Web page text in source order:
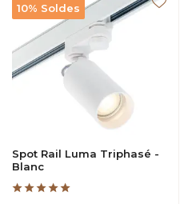
10% Soldes
Spot Rail Luma Triphasé -
Blanc